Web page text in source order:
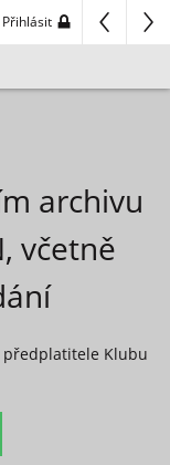
Přihlásit
archivu
včetně
Klubu